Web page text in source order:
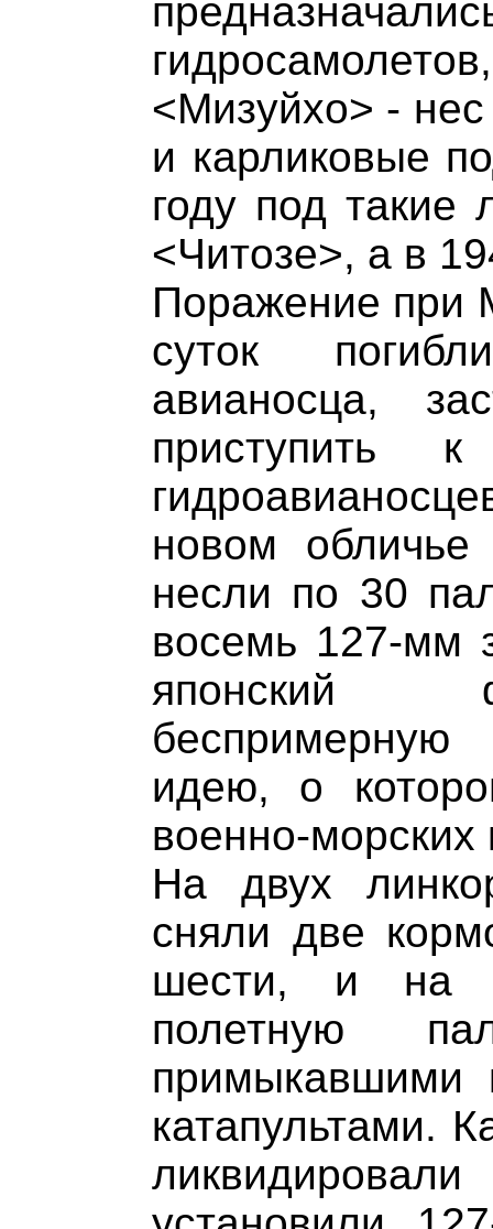
<Мизуйхо> - нес
и карликовые
году под такие
<Читозе>, а в
Поражение при
суток
авианосца,
приступить
новом
несли по 30
восемь 127-мм
японский
беспримерную
идею, о
военно-морских
На двух
сняли две
шести, и на
полетную
примыкавшими
катапультами.